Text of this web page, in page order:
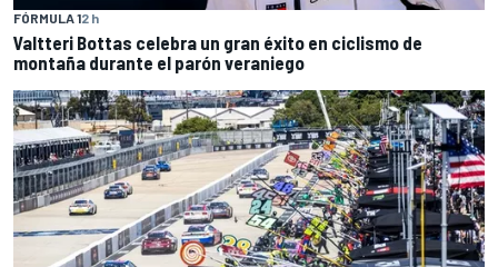
FÓRMULA 12 h
Valtteri Bottas celebra un gran éxito en ciclismo de
montaña durante el parón veraniego